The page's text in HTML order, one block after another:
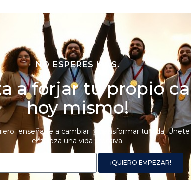
NO ESPERES MÁS.
a forjar tu propio
hoy mismo!
enseñarte a cambiar y transformar tu vida.
empieza una vida efectiva.
¡QUIERO EMPEZAR!